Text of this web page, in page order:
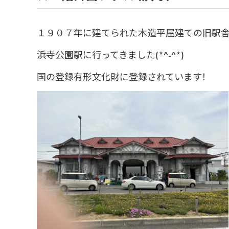
１９０７年に建てられた木造平屋建ての旧駅舎
浜寺公園駅に行ってきました(*^-^*)
国の登録有形文化財に登録されています！